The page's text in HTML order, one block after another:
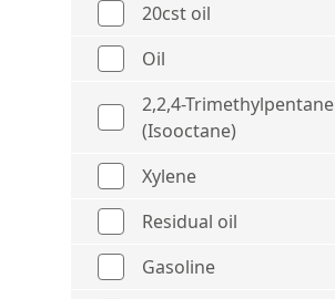
20cst oil
Oil
2,2,4-Trimethylpentane
(Isooctane)
Xylene
Residual oil
Gasoline